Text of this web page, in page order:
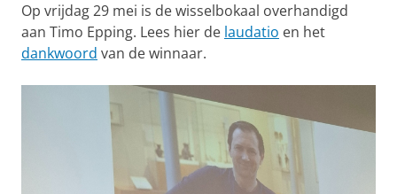
Op vrijdag 29 mei is de wisselbokaal overhandigd
aan Timo Epping. Lees hier de laudatio en het
dankwoord van de winnaar.